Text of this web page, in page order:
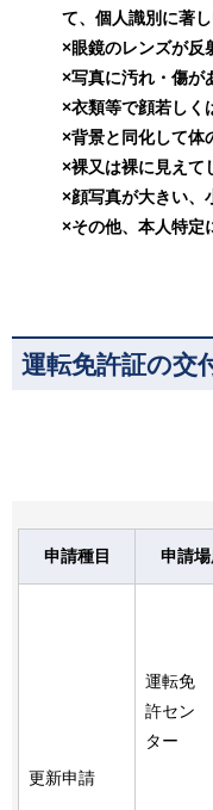
て、個人識別に著
×眼鏡のレンズが反
×写真に汚れ・傷が
×衣類等で顔若しく
×背景と同化して体
×裸又は裸に見えて
×顔写真が大きい、
×その他、本人特定
運転免許証の交
申請種目 申請
更新申請
運転免
許セン
ター